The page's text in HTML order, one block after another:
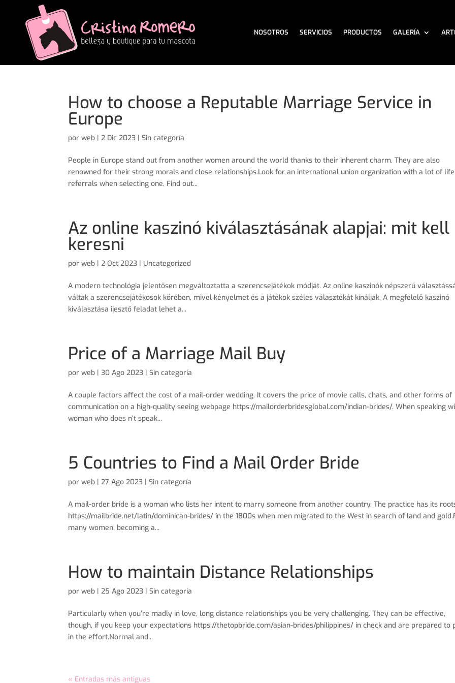
NOSOTROS SERVICIOS PRODUCTOS GALERÍA
How to choose a Reputable Marriage Service in
Europe
porweb |2 Dic 2023 | Sin categoría
People in Europe stand out from another women around the world thanks to their inherent charm. They are also
renowned for their strong morals and close relationships.Look for an international union organization with a lot of life
referrals when selecting one. Find out...
Az online kaszinó kiválasztásának alapjai: mit kell
keresni
porweb |2 Oct 2023 | Uncategorized
A modern technológia jelentősen megváltoztatta a szerencsejátékok módját. Az online kaszinók népszerű
váltak a szerencsejátékosok körében, mivel kényelmet és a játékok széles választékát kínálják. A megfelelő kaszinó
kiválasztása ijesztő feladat lehet a...
Price of a Marriage Mail Buy
porweb |30 Ago 2023 | Sin categoría
A couple factors affect the cost of a mail-order wedding. It covers the price of movie calls, chats, and other forms of
communication on a high-quality seeing webpage https://mailorderbridesglobal.com/indian-brides/. When speaking
woman who does n’t speak...
5 Countries to Find a Mail Order Bride
porweb |27 Ago 2023 | Sin categoría
A mail-order bride is a woman who lists her intent to marry someone from another country. The practice has its
https://mailbride.net/latin/dominican-brides/ in the 1800s when men migrated to the West in search of land and
many women, becoming a...
How to maintain Distance Relationships
porweb |25 Ago 2023 | Sin categoría
Particularly when you’re madly in love, long distance relationships you be very challenging. They can be effective,
though, if you keep your expectations https://thetopbride.com/asian-brides/philippines/ in check and are prepared to
in the effort.Normal and...
« Entradas más antiguas